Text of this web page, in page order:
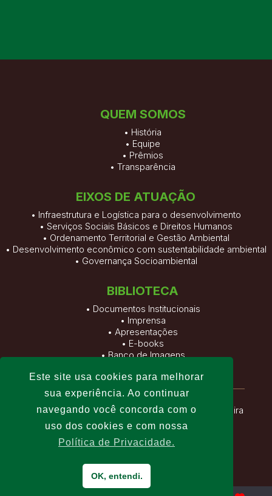
QUEM SOMOS
• História
• Equipe
• Prêmios
•Transparência
EIXOS DE ATUAÇÃO
• Infraestrutura e Logística para o desenvolvimento
• Serviços Sociais Básicos e Direitos Humanos
• Ordenamento Territorial e Gestão Ambiental
• Desenvolvimento econômico com sustentabilidade ambiental
• Governança Socioambiental
BIBLIOTECA
• Documentos Institucionais
• Imprensa
•Apresentações
• E-books
•Banco de Imagens
Fundação Viver, Produzir e Preservar
| Altamira
– Pará – Brasil
Este site usa cookies para melhorar
sua experiência. Ao continuar
navegando você concorda com o
uso dos cookies e com nossa
Política de Privacidade.
OK, entendi.